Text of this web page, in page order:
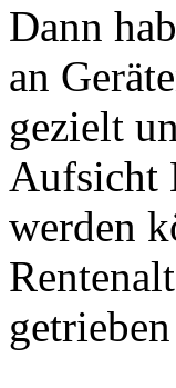
Dann
an
gezielt
Aufsicht
werden